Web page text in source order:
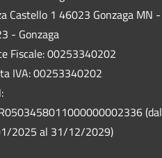
Castello 1 46023 Gonzaga MN -
- Gonzaga
Fiscale: 00253340202
IVA: 00253340202
(dal
2025 al 31/12/2029)